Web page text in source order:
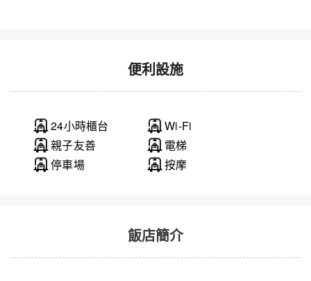
便利設施
24小時櫃台
Wi-Fi
親子友善
電梯
停車場
按摩
飯店簡介
湘南藤澤Wing國際飯店 - Single Smoking